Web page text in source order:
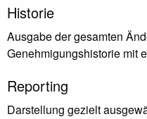
Historie
Ausgabe der gesamten
Genehmigungshistorie mit
Reporting
Darstellung gezielt